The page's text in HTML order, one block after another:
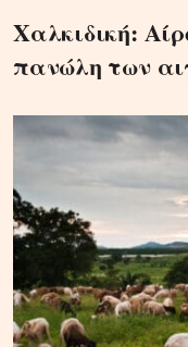
Χαλκιδική:
πανώλη των